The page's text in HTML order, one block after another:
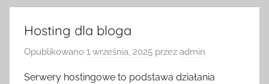
Hosting dla bloga
Opublikowano 1 września, 2025 przez admin
Serwery hostingowe to podstawa działania